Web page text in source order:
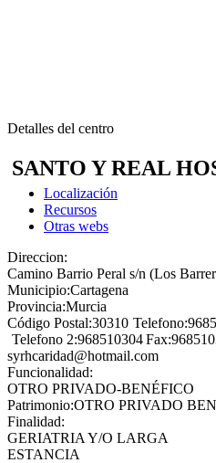
Detalles del centro
SANTO Y REAL
Localización
Recursos
Otras webs
Direccion:
Camino Barrio Peral s/n (Los
Municipio:Cartagena
Provincia:Murcia
Código Postal:30310 Telefono:
Telefono 2:968510304Fax:
syrhcaridad@hotmail.com
Funcionalidad:
OTRO PRIVADO-BENÉFICO
Patrimonio:OTRO PRIVADO
Finalidad:
GERIATRIA Y/O LARGA
ESTANCIA